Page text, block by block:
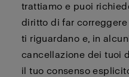
trattiamo e puoi
diritto di far
ti riguardano e, in
cancellazione dei tuoi
il tuo consenso